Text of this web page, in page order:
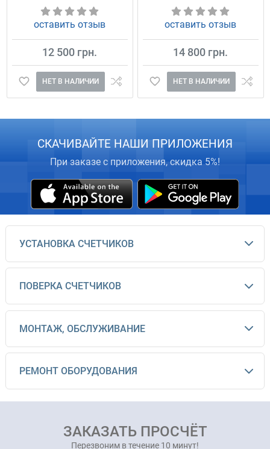
оставить отзыв
12 500 грн.
НЕТ В НАЛИЧИИ
оставить отзыв
14 800 грн.
НЕТ В НАЛИЧИИ
СКАЧИВАЙТЕ НАШИ ПРИЛОЖЕНИЯ
При заказе с приложения, скидка 5%!
УСТАНОВКА СЧЕТЧИКОВ
ПОВЕРКА СЧЕТЧИКОВ
МОНТАЖ, ОБСЛУЖИВАНИЕ
РЕМОНТ ОБОРУДОВАНИЯ
ЗАКАЗАТЬ ПРОСЧЁТ
Перезвоним в течение 10 минут!